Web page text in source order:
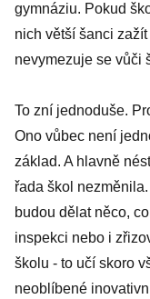
gymnáziu. Pokud
nich větší šanci
nevymezuje se vůči
To zní jednoduše.
Ono vůbec není
základ. A hlavně
řada škol
budou dělat něco,
inspekci nebo i
školu - to učí skoro
neoblíbené